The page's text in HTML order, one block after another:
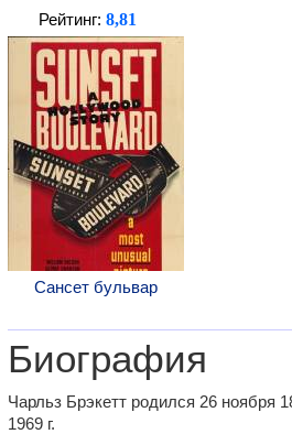
Рейтинг: 8,81
Сансет бульвар
Биография
Чарльз Брэкетт родился 26 ноября
1969 г.